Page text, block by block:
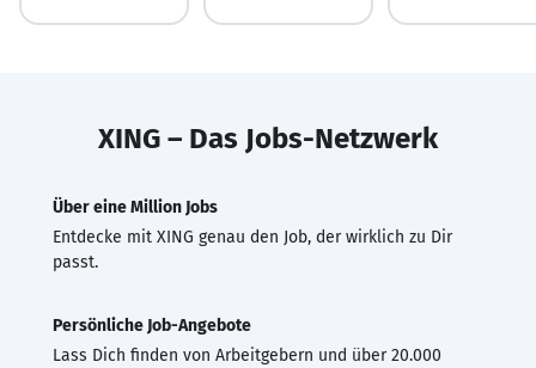
XING – Das Jobs-Netzwerk
Über eine Million Jobs
Entdecke mit XING genau den Job, der wirklich zu Dir
passt.
Persönliche Job-Angebote
Lass Dich finden von Arbeitgebern und über 20.000